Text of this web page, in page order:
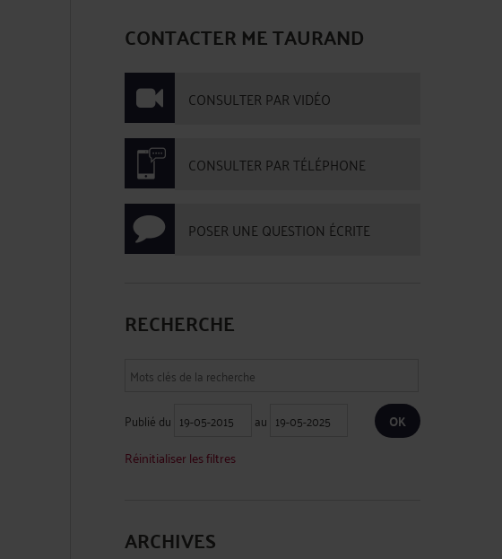
CONTACTER ME TAURAND
CONSULTER PAR VIDÉO
CONSULTER PAR TÉLÉPHONE
POSER UNE QUESTION ÉCRITE
RECHERCHE
Publié du
au
Réinitialiser les filtres
ARCHIVES